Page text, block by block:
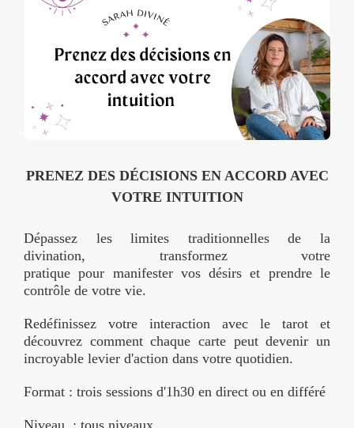
PRENEZ DES DÉCISIONS EN ACCORD AVEC
VOTRE INTUITION
Dépassez les limites traditionnelles de la
divination, transformez votre
pratique pour manifester vos désirs et prendre le
contrôle de votre vie.
Redéfinissez votre interaction avec le tarot et
découvrez comment chaque carte peut devenir un
incroyable levier d'action dans votre quotidien.
Format : trois sessions d'1h30 en direct ou en différé